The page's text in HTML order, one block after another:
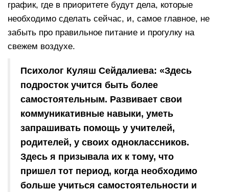
график, где в приоритете будут дела, которые
необходимо сделать сейчас, и, самое главное, не
забыть про правильное питание и прогулку на
свежем воздухе.
Психолог Куляш Сейдалиева: «Здесь
подросток учится быть более
самостоятельным. Развивает свои
коммуникативные навыки, уметь
запрашивать помощь у учителей,
родителей, у своих одноклассников.
Здесь я призывала их к тому, что
пришел тот период, когда необходимо
больше учиться самостоятельности и